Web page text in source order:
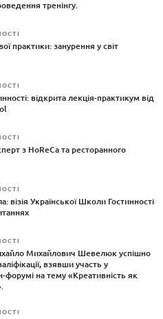
тренінгу.
практики: занурення у світ
відкрита лекція-практикум від
з HoReCa та ресторанного
візія Української Школи Гостинності
Михайлович Шевелюк успішно
взявши участь у
форумі на тему «Креативність як